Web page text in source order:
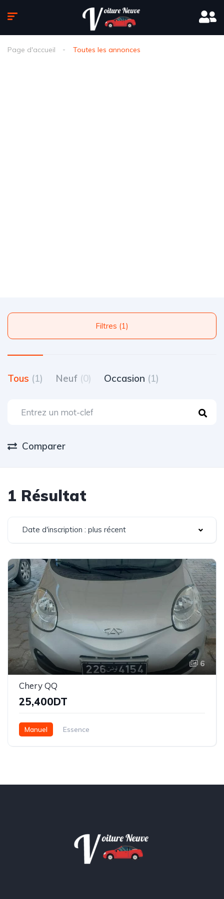
Page d'accueil Toutes les annonces
Filtres (1)
Tous (1) Neuf (0) Occasion (1)
Comparer
1 Résultat
Date d'inscription : plus récent
6
Chery QQ
25,400DT
Manuel Essence